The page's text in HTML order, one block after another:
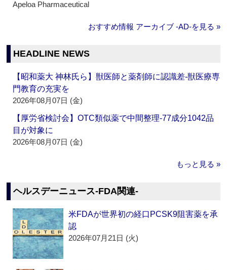
Apeloa Pharmaceutical
おすすめ情報 アーカイブ ‐AD‐を見る »
HEADLINE NEWS
【昭和薬大 神林氏ら】獣医師と薬剤師に認識差‐獣医療専
門教育の充実を
2026年08月07日 (金)
【厚労省検討会】OTC類似薬で中間整理‐77成分1042品
目が対象に
2026年08月07日 (金)
もっと見る »
ヘルスデーニュース‐FDA関連‐
米FDAが世界初の経口PCSK9阻害薬を承
認
2026年07月21日 (火)